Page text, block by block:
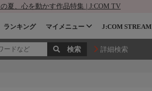
の夏、心を動かす作品特集 | J:COM TV
ランキング マイメニュー J:COM STREAM
詳細検索